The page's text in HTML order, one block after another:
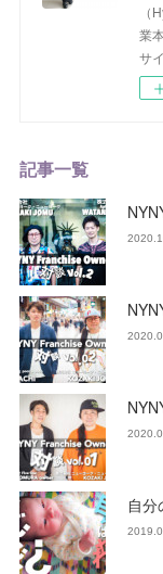
（
業
サ
記事一覧
自分